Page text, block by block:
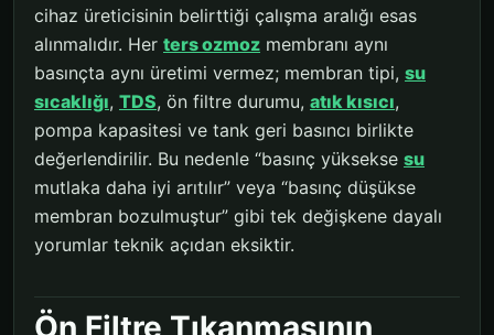
cihaz üreticisinin belirttiği çalışma aralığı esas
alınmalıdır. Her ters ozmoz membranı aynı
basınçta aynı üretimi vermez; membran tipi, su
sıcaklığı, TDS, ön filtre durumu, atık kısıcı,
pompa kapasitesi ve tank geri basıncı birlikte
değerlendirilir. Bu nedenle “basınç yüksekse su
mutlaka daha iyi arıtılır” veya “basınç düşükse
membran bozulmuştur” gibi tek değişkene dayalı
yorumlar teknik açıdan eksiktir.